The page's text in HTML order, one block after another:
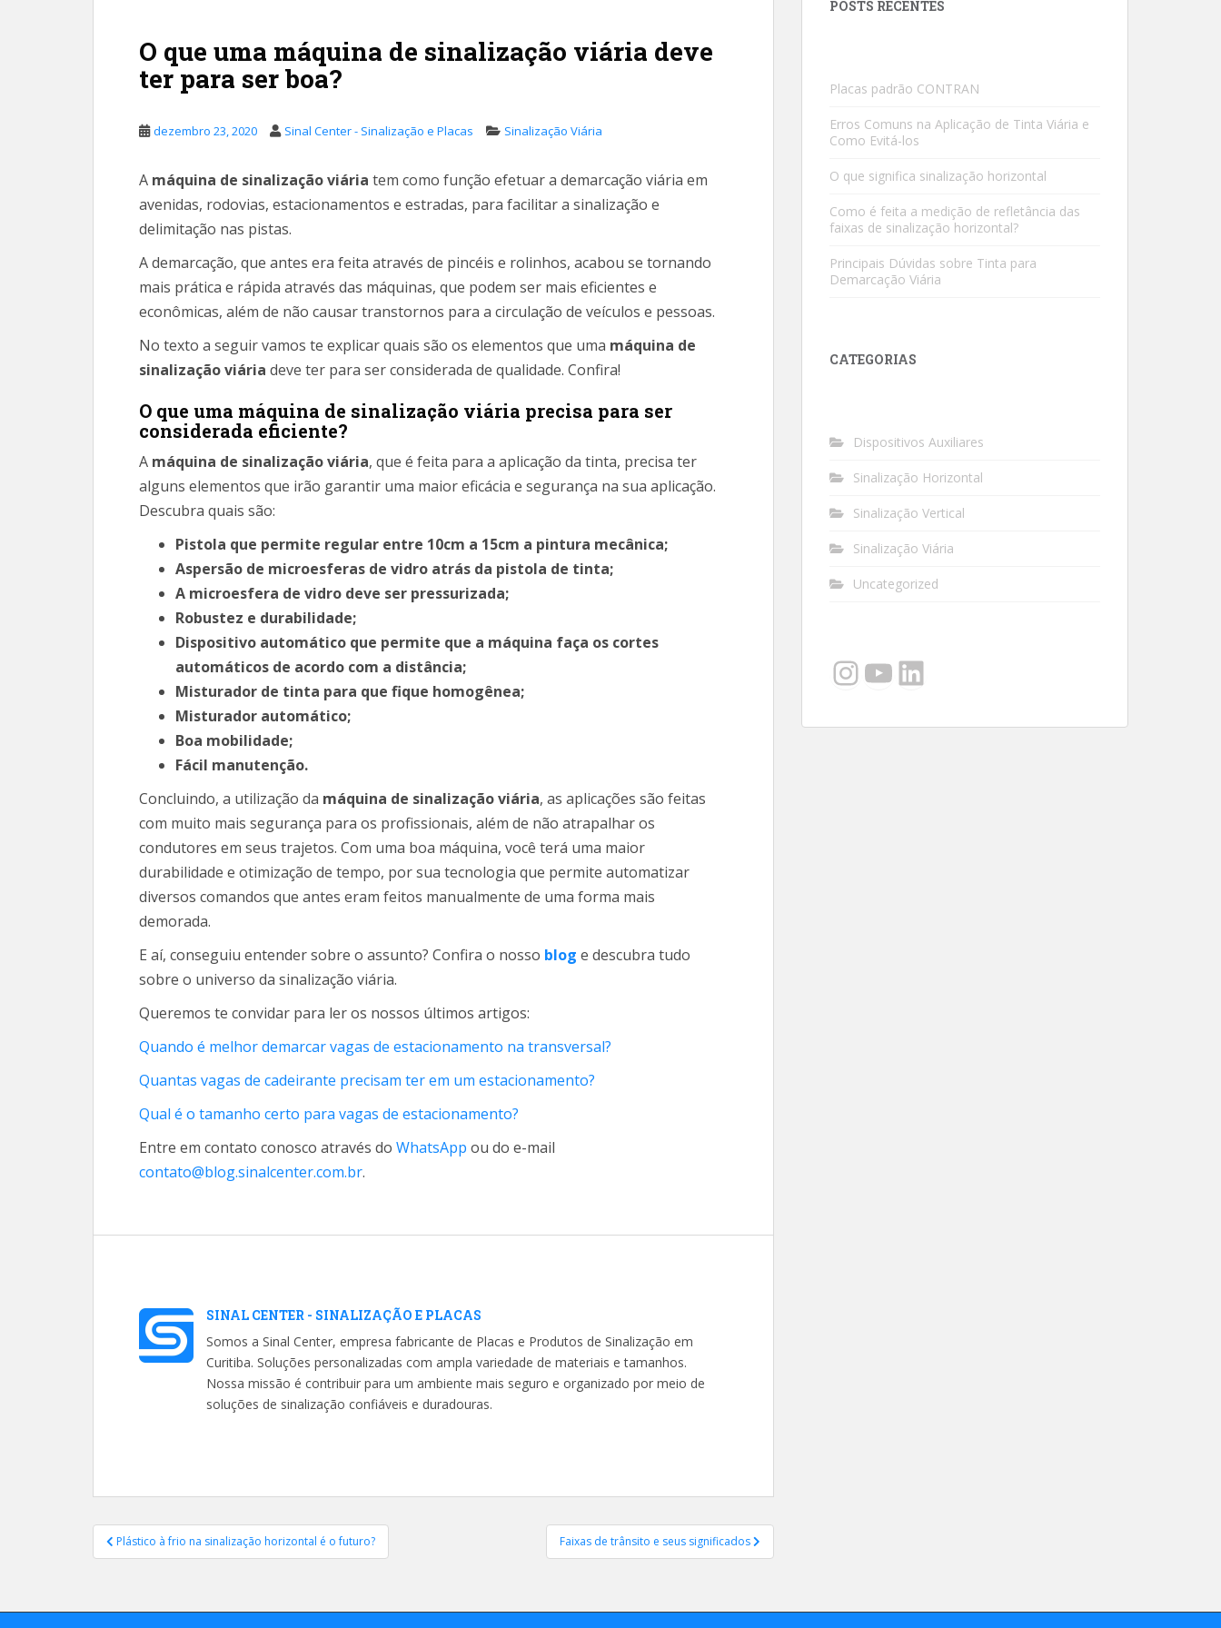
O que uma máquina de sinalização viária deve
ter para ser boa?
dezembro 23, 2020 Sinal Center - Sinalização e Placas Sinalização Viária
A máquina de sinalização viária tem como função efetuar a demarcação viária em
avenidas, rodovias, estacionamentos e estradas, para facilitar a sinalização e
delimitação nas pistas.
A demarcação, que antes era feita através de pincéis e rolinhos, acabou se tornando
mais prática e rápida através das máquinas, que podem ser mais eficientes e
econômicas, além de não causar transtornos para a circulação de veículos e pessoas.
No texto a seguir vamos te explicar quais são os elementos que uma máquina de
sinalização viária deve ter para ser considerada de qualidade. Confira!
O que uma máquina de sinalização viária precisa para ser
considerada eficiente?
A máquina de sinalização viária, que é feita para a aplicação da tinta, precisa ter
alguns elementos que irão garantir uma maior eficácia e segurança na sua aplicação.
Descubra quais são:
Pistola que permite regular entre 10cm a 15cm a pintura mecânica;
Aspersão de microesferas de vidro atrás da pistola de tinta;
A microesfera de vidro deve ser pressurizada;
Robustez e durabilidade;
Dispositivo automático que permite que a máquina faça os cortes
automáticos de acordo com a distância;
Misturador de tinta para que fique homogênea;
Misturador automático;
Boa mobilidade;
Fácil manutenção.
Concluindo, a utilização da máquina de sinalização viária, as aplicações são feitas
com muito mais segurança para os profissionais, além de não atrapalhar os
condutores em seus trajetos. Com uma boa máquina, você terá uma maior
durabilidade e otimização de tempo, por sua tecnologia que permite automatizar
diversos comandos que antes eram feitos manualmente de uma forma mais
demorada.
E aí, conseguiu entender sobre o assunto? Confira o nosso blog e descubra tudo
sobre o universo da sinalização viária.
Queremos te convidar para ler os nossos últimos artigos:
Quando é melhor demarcar vagas de estacionamento na transversal?
Quantas vagas de cadeirante precisam ter em um estacionamento?
Qual é o tamanho certo para vagas de estacionamento?
Entre em contato conosco através do WhatsApp ou do e-mail
contato@blog.sinalcenter.com.br.
SINAL CENTER - SINALIZAÇÃO E PLACAS
Somos a Sinal Center, empresa fabricante de Placas e Produtos de Sinalização em
Curitiba. Soluções personalizadas com ampla variedade de materiais e tamanhos.
Nossa missão é contribuir para um ambiente mais seguro e organizado por meio de
soluções de sinalização confiáveis e duradouras.
Navegação
de
Plástico à frio na sinalização horizontal é o futuro? Faixas de trânsito e seus significados
POSTS RECENTES
Placas padrão CONTRAN
Erros Comuns na Aplicação de Tinta Viária e
Como Evitá-los
O que significa sinalização horizontal
Como é feita a medição de refletância das
faixas de sinalização horizontal?
Principais Dúvidas sobre Tinta para
Demarcação Viária
CATEGORIAS
Dispositivos Auxiliares
Sinalização Horizontal
Sinalização Vertical
Sinalização Viária
Uncategorized
Instagram
YouTube
LinkedIn